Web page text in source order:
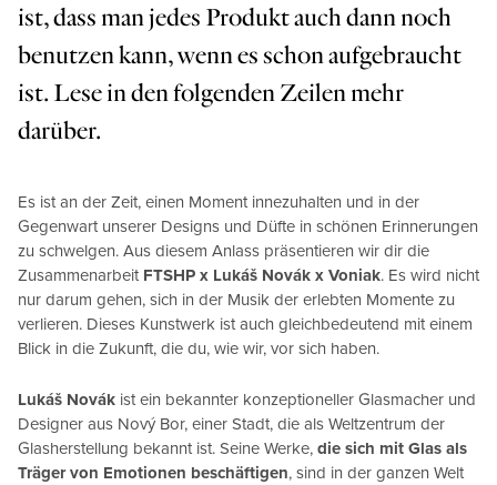
ist, dass man jedes Produkt auch dann noch
benutzen kann, wenn es schon aufgebraucht
ist. Lese in den folgenden Zeilen mehr
darüber.
Es ist an der Zeit, einen Moment innezuhalten und in der
Gegenwart unserer Designs und Düfte in schönen Erinnerungen
zu schwelgen. Aus diesem Anlass präsentieren wir dir die
Zusammenarbeit FTSHP x Lukáš Novák x Voniak. Es wird nicht
nur darum gehen, sich in der Musik der erlebten Momente zu
verlieren. Dieses Kunstwerk ist auch gleichbedeutend mit einem
Blick in die Zukunft, die du, wie wir, vor sich haben.
Lukáš Novák ist ein bekannter konzeptioneller Glasmacher und
Designer aus Nový Bor, einer Stadt, die als Weltzentrum der
Glasherstellung bekannt ist. Seine Werke, die sich mit Glas als
Träger von Emotionen beschäftigen, sind in der ganzen Welt